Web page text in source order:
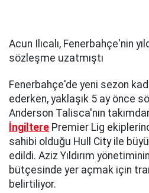
Acun Ilıcalı, Fenerbahçe'nin
sözleşme uzatmıştı
Fenerbahçe'de yeni sezon
ederken, yaklaşık 5 ay önce
Anderson Talisca'nın
İngiltere Premier Lig
sahibi olduğu Hull City ile
edildi. Aziz Yıldırım
bütçesinde yer açmak için
belirtiliyor.